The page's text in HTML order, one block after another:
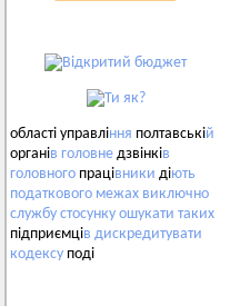
області управління полтавській
органів головне дзвінків
головного працівники діють
податкового межах виключно
службу стосунку ошукати таких
підприємців дискредитувати
кодексу поді